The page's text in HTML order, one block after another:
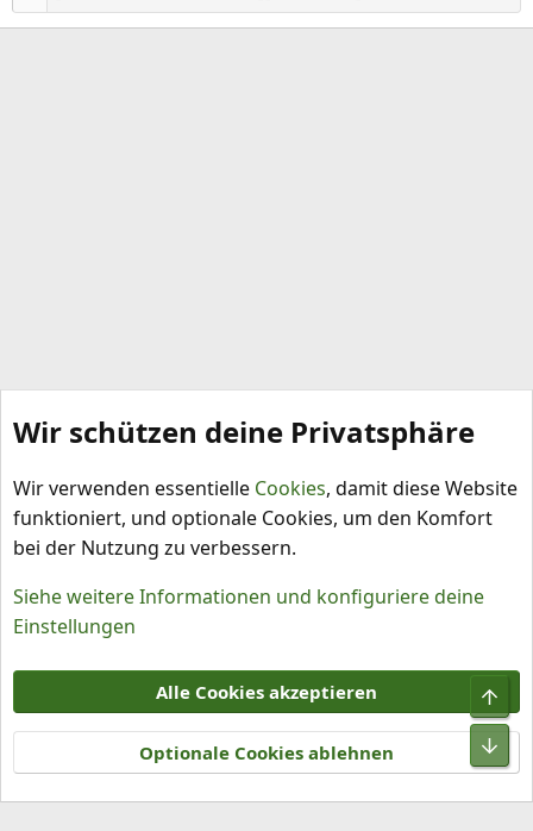
Nutzungsbedingungen
Datenschutz
Hilfe und Impressum
R
S
S
Community platform by XenForo® © 2010-2026 XenForo Ltd.
Wir schützen deine Privatsphäre
Wir verwenden essentielle Cookies, damit diese Website
funktioniert, und optionale Cookies, um den Komfort
bei der Nutzung zu verbessern.
Siehe weitere Informationen und konfiguriere deine
Einstellungen
Alle Cookies akzeptieren
Optionale Cookies ablehnen